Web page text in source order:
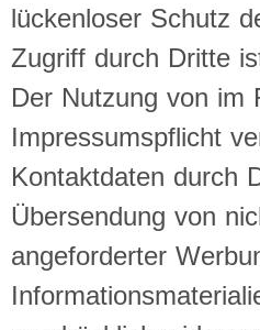
lückenloser Schutz
Zugriff durch Dritte
Der Nutzung von im
Impressumspflicht
Kontaktdaten durch
Übersendung von
angeforderter